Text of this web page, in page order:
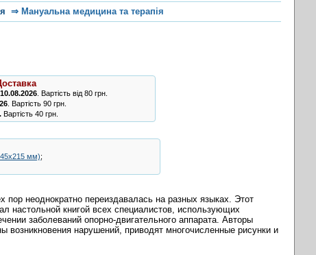
⇒ Мануальна медицина та терапія
10.08.2026 . Вартість від 80 грн.
. Вартість 90 грн.
Вартість 40 грн.
мм);
пор неоднократно переиздавалась на разных языках. Этот
настольной книгой всех специалистов, использующих
заболеваний опорно-двигательного аппарата. Авторы
нарушений, приводят многочисленные рисунки и